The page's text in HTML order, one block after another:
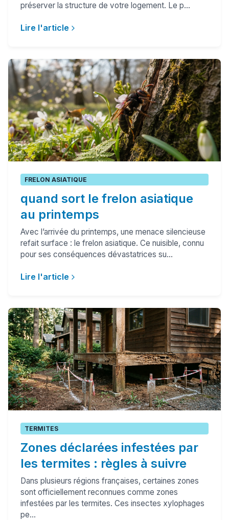
préserver la structure de votre logement. Le p...
Lire l'article
FRELON ASIATIQUE
quand sort le frelon asiatique
au printemps
Avec l’arrivée du printemps, une menace silencieuse
refait surface : le frelon asiatique. Ce nuisible, connu
pour ses conséquences dévastatrices su...
Lire l'article
TERMITES
Zones déclarées infestées par
les termites : règles à suivre
Dans plusieurs régions françaises, certaines zones
sont officiellement reconnues comme zones
infestées par les termites. Ces insectes xylophages
pe...